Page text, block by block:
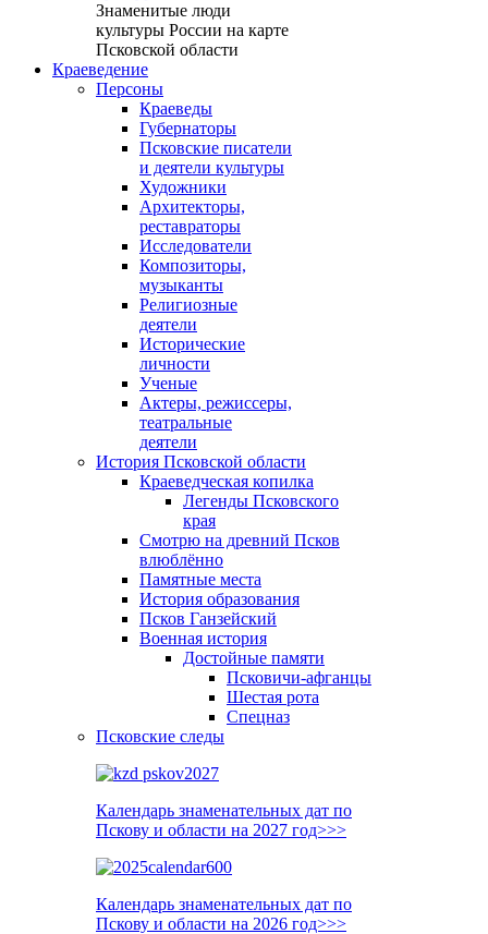
Знаменитые люди
культуры России на карте
Псковской области
Краеведение
Персоны
Краеведы
Губернаторы
Псковские писатели
и деятели культуры
Художники
Архитекторы,
реставраторы
Исследователи
Композиторы,
музыканты
Религиозные
деятели
Исторические
личности
Ученые
Актеры, режиссеры,
театральные
деятели
История Псковской области
Краеведческая копилка
Легенды Псковского
края
Смотрю на древний Псков
влюблённо
Памятные места
История образования
Псков Ганзейский
Военная история
Достойные памяти
Псковичи-афганцы
Шестая рота
Спецназ
Псковские следы
Календарь знаменательных дат по
Пскову и области на 2027 год>>>
Календарь знаменательных дат по
Пскову и области на 2026 год>>>